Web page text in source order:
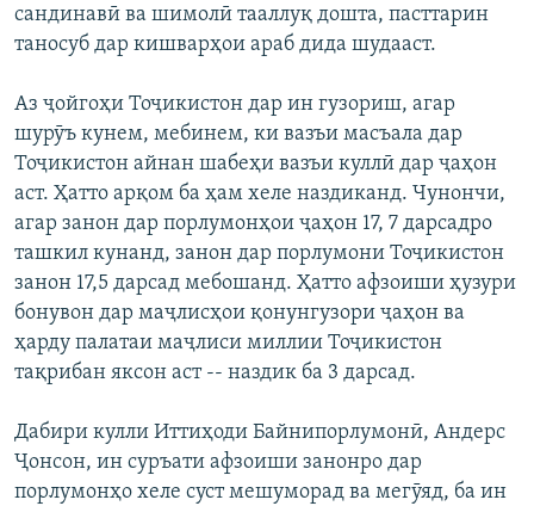
сандинавӣ ва шимолӣ тааллуқ дошта, пасттарин
таносуб дар кишварҳои араб дида шудааст.
Аз ҷойгоҳи Тоҷикистон дар ин гузориш, агар
шурӯъ кунем, мебинем, ки вазъи масъала дар
Тоҷикистон айнан шабеҳи вазъи куллӣ дар ҷаҳон
аст. Ҳатто арқом ба ҳам хеле наздиканд. Чунончи,
агар занон дар порлумонҳои ҷаҳон 17, 7 дарсадро
ташкил кунанд, занон дар порлумони Тоҷикистон
занон 17,5 дарсад мебошанд. Ҳатто афзоиши ҳузури
бонувон дар маҷлисҳои қонунгузори ҷаҳон ва
ҳарду палатаи маҷлиси миллии Тоҷикистон
тақрибан яксон аст -- наздик ба 3 дарсад.
Дабири кулли Иттиҳоди Байнипорлумонӣ, Андерс
Ҷонсон, ин суръати афзоиши занонро дар
порлумонҳо хеле суст мешуморад ва мегӯяд, ба ин